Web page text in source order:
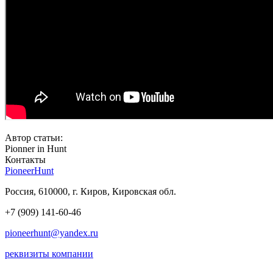
Автор статьи:
Pionner in Hunt
Контакты
PioneerHunt
Россия, 610000, г. Киров, Кировская обл.
+7 (909) 141-60-46
pioneerhunt@yandex.ru
реквизиты компании